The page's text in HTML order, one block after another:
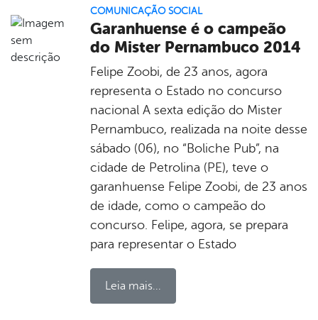
COMUNICAÇÃO SOCIAL
Garanhuense é o campeão
do Mister Pernambuco 2014
Felipe Zoobi, de 23 anos, agora
representa o Estado no concurso
nacional A sexta edição do Mister
Pernambuco, realizada na noite desse
sábado (06), no “Boliche Pub”, na
cidade de Petrolina (PE), teve o
garanhuense Felipe Zoobi, de 23 anos
de idade, como o campeão do
concurso. Felipe, agora, se prepara
para representar o Estado
Leia mais...